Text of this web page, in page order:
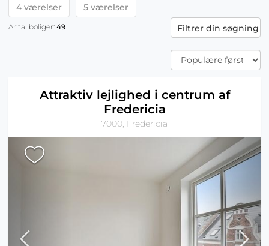
4 værelser
5 værelser
Antal boliger: 49 Filtrer din søgning
Attraktiv lejlighed i centrum af
Fredericia
7000, Fredericia